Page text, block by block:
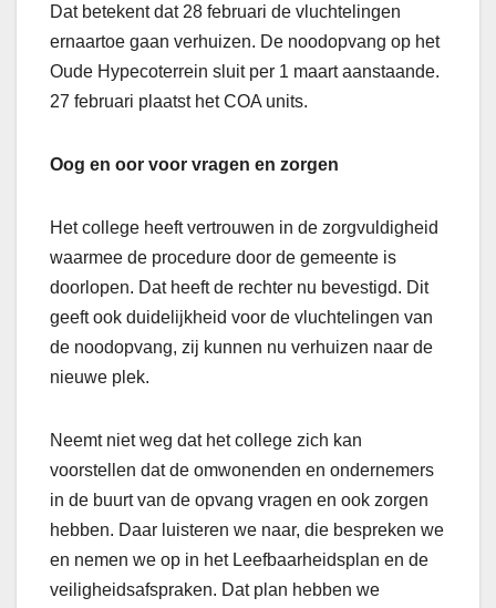
Dat betekent dat 28 februari de vluchtelingen
ernaartoe gaan verhuizen. De noodopvang op het
Oude Hypecoterrein sluit per 1 maart aanstaande.
27 februari plaatst het COA units.
Oog en oor voor vragen en zorgen
Het college heeft vertrouwen in de zorgvuldigheid
waarmee de procedure door de gemeente is
doorlopen. Dat heeft de rechter nu bevestigd. Dit
geeft ook duidelijkheid voor de vluchtelingen van
de noodopvang, zij kunnen nu verhuizen naar de
nieuwe plek.
Neemt niet weg dat het college zich kan
voorstellen dat de omwonenden en ondernemers
in de buurt van de opvang vragen en ook zorgen
hebben. Daar luisteren we naar, die bespreken we
en nemen we op in het Leefbaarheidsplan en de
veiligheidsafspraken. Dat plan hebben we